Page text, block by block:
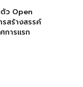
ว Open
สร้างสรรค์
การแรก